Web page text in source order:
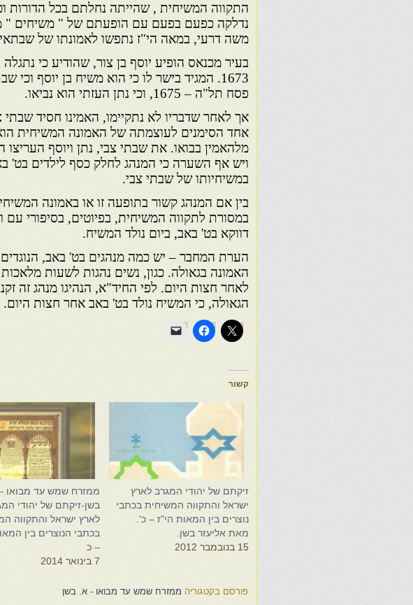
התקווה המשיחית , שהייתה נחלתם בכל הדורות
נדלקה כפעם בפעם עם הופעתם של " משיחים "
משה דרעי, במאה הי"ז נתפשו לאמונתו של
בעיר מכנאס הופיע יוסף בן צור, שהודיע כי
1673. המגיד בישר לו כי הוא משיח בן יוסף
פסח תל"ה – 1675, וכי נתן העזתי הוא נביאו.
אך לאחר שדבריו לא נתקיימו, האמינו חסיד שבתי
אחד הסימנים לעוצמתה של האמונה המשיחית
מלהאמין בבואו. את שבתי צבי, נתן ויוסף העריצו
ויש אף השערה כי המנהג לחלק כסף לילדים בט'
במשיחיותו של שבתי צבי.
בין אם המנהג קשור בתופעה זו או באמונה
במסורת לתקווה המשיחית, בפיוטים, בסיפורי עם
דווקא בט' באב, ביום נולד המשיח.
הערת המחבר – יש כמה מנהגים בט' באב,
האמונה בגאולה. כגון, נשים נהגות לשעות מלאכות
לאחר חצות היום. לפי החיד"א, הנהיגו מנהג זה
הגאולה, כי המשיח נולד בט' באב אחר חצות
קשור
זיקתם של יהודי המגרב לארץ
ישראל והתקווה המשיחית בכתבי
נוצרים בין המאות הי"ז – כ'.
מאת אליעזר בשן.
15 בנובמבר 2012
ממזרח שמש עד מבואו
בשן-זיקתם של יהודי
לארץ ישראל והתקווה
בכתבי הנוצרים בין
– כ
7 בינואר 2014
פורסם בקטגוריה ממזרח שמש עד מבואו - א. בשן